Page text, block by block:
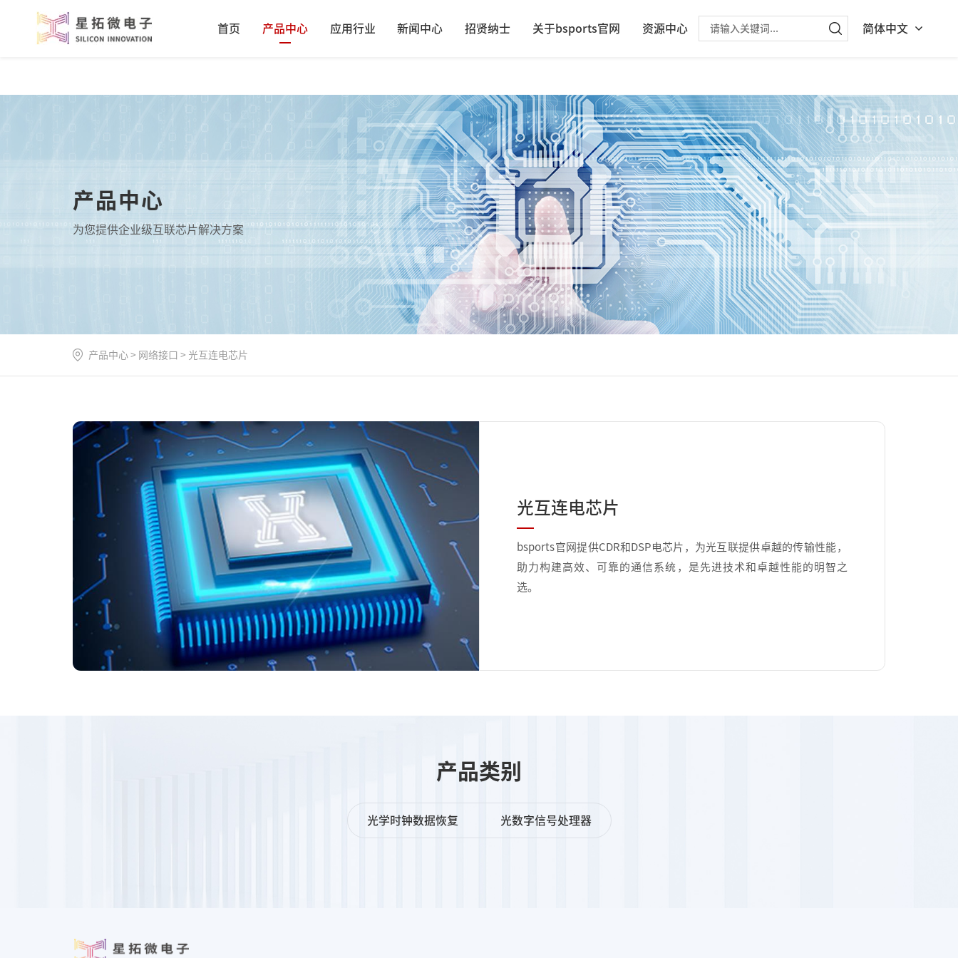
首页 产品中心 应用行业 新闻中心 招贤纳士 关于bsports官网 资源中心 简体中文
产品中心
为您提供企业级互联芯片解决方案
产品中心 > 网络接口 > 光互连电芯片
光互连电芯片
bsports官网提供CDR和DSP电芯片，为光互联提供卓越的传输性能，
助力构建高效、可靠的通信系统，是先进技术和卓越性能的明智之
选。
产品类别
光学时钟数据恢复 光数字信号处理器